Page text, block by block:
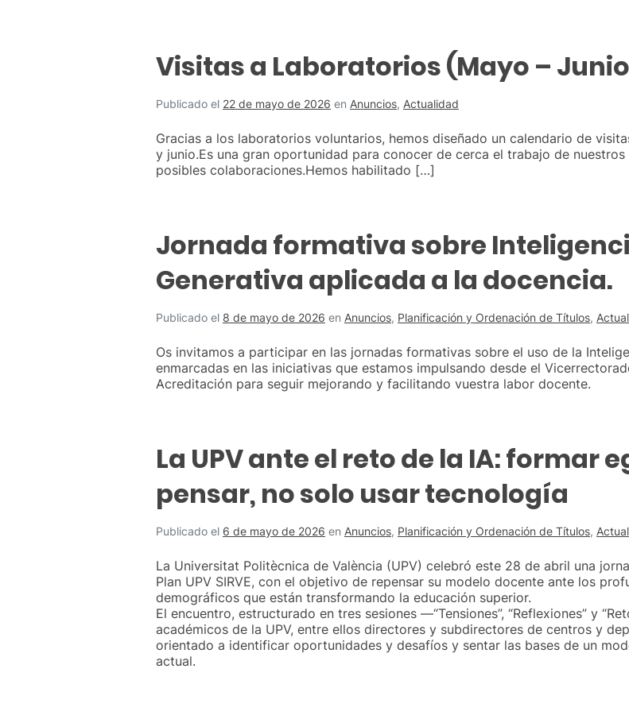
Visitas a Laboratorios (Mayo –
Publicado el 22 de mayo de 2026 en Anuncios, Actualidad
Gracias a los laboratorios voluntarios, hemos diseñado un calendario de
y junio.Es una gran oportunidad para conocer de cerca el trabajo de
posibles colaboraciones.Hemos habilitado […]
Jornada formativa sobre
Generativa aplicada a la docencia.
Publicado el 8 de mayo de 2026 en Anuncios, Planificación y Ordenación de Títulos,
Os invitamos a participar en las jornadas formativas sobre el uso de la
enmarcadas en las iniciativas que estamos impulsando desde el
Acreditación para seguir mejorando y facilitando vuestra labor docente.
La UPV ante el reto de la IA: formar
pensar, no solo usar tecnología
Publicado el 6 de mayo de 2026 en Anuncios, Planificación y Ordenación de Títulos,
La Universitat Politècnica de València (UPV) celebró este 28 de abril una
Plan UPV SIRVE, con el objetivo de repensar su modelo docente ante los
demográficos que están transformando la educación superior.
El encuentro, estructurado en tres sesiones —“Tensiones”, “Reflexiones” y
académicos de la UPV, entre ellos directores y subdirectores de centros y
orientado a identificar oportunidades y desafíos y sentar las bases de un
actual.